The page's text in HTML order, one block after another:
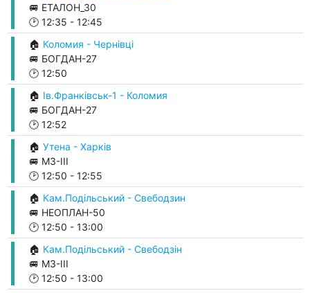
🚐 ЕТАЛОН_30
🕑 12:35 - 12:45
🏠 Коломия - Чернівці
🚐 БОГДАН-27
🕑 12:50
🏠 Ів.Франківськ-1 - Коломия
🚐 БОГДАН-27
🕑 12:52
🏠 Утена - Харків
🚐 М3-ІІІ
🕑 12:50 - 12:55
🏠 Кам.Подільський - Свебодзин
🚐 НЕОПЛАН-50
🕑 12:50 - 13:00
🏠 Кам.Подільський - Свебодзін
🚐 М3-ІІІ
🕑 12:50 - 13:00